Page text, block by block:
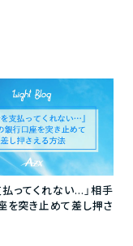
払ってくれない…」相手
を突き止めて差し押さ